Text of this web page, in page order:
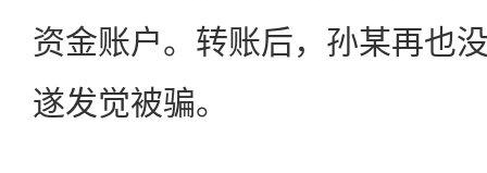
资金账户。转账后，孙某再也
遂发觉被骗。